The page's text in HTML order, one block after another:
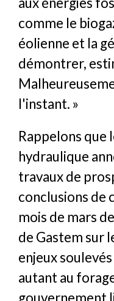
comme le
éolienne et la
démontrer,
l'instant. »
Rappelons
hydraulique
travaux de
conclusions de
mois de mars
de Gastem sur
enjeux
autant au
gouvernement